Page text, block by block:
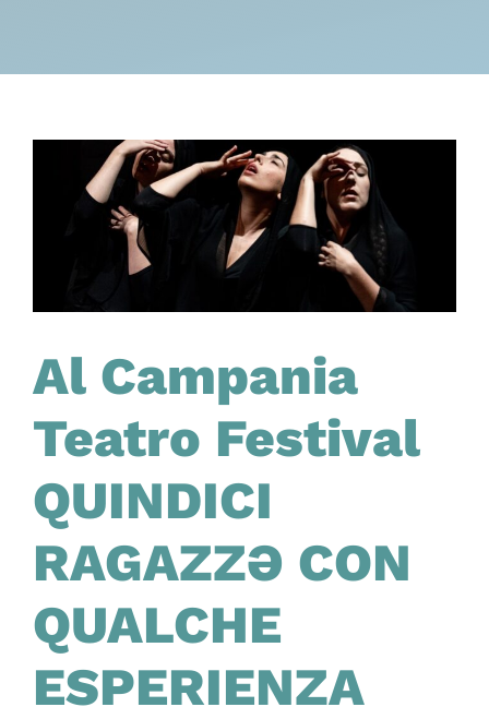
Al Campania
Teatro Festival
QUINDICI
RAGAZZƏ CON
QUALCHE
ESPERIENZA